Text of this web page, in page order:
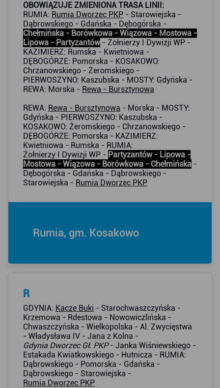
OBOWIĄZUJE ZMIENIONA TRASA LINII:
RUMIA: Rumia Dworzec PKP - Starowiejska -
Dąbrowskiego - Gdańska - Dębogórska -
Chełmińska - Borówkowa - Wiązowa - Mostowa -
Lipowa - Partyzantów - Żołnierzy I Dywizji WP -
KAZIMIERZ: Rumska - Kwietniowa -
DĘBOGÓRZE: Pomorska - KOSAKOWO:
Chrzanowskiego - Żeromskiego -
PIERWOSZYNO: Kaszubska - MOSTY: Gdyńska -
REWA: Morska - Rewa - Bursztynowa
REWA: Rewa - Bursztynowa - Morska - MOSTY:
Gdyńska - PIERWOSZYNO: Kaszubska -
KOSAKOWO: Żeromskiego - Chrzanowskiego -
DĘBOGÓRZE: Pomorska - KAZIMIERZ:
Kwietniowa - Rumska - RUMIA:
Żołnierzy I Dywizji WP - Partyzantów - Lipowa -
Mostowa - Wiązowa - Borówkowa - Chełmińska -
Dębogórska - Gdańska - Dąbrowskiego -
Starowiejska - Rumia Dworzec PKP
Rumia, gm. Kosakowo
R
GDYNIA: Kacze Buki - Starochwaszczyńska -
Krzemowa - Rdestowa - Nowowiczlińska -
Chwaszczyńska - Wielkopolska - Al. Zwycięstwa
- Władysława IV - Jana z Kolna -
Gdynia Dworzec Gł. PKP- Janka Wiśniewskiego -
Estakada Kwiatkowskiego - Hutnicza - RUMIA:
Dąbrowskiego - Pomorska - Gdańska -
Dąbrowskiego - Starowiejska -
Rumia Dworzec PKP